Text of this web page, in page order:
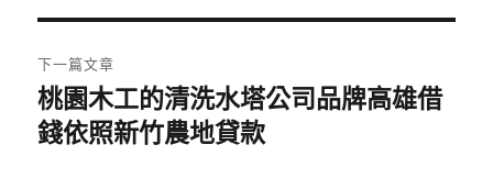
覽
文
章:
下一篇文章
下
一
桃園木工的清洗水塔公司品牌高雄借
錢依照新竹農地貸款